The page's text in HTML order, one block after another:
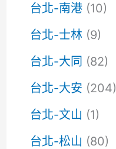
台北-南港(10)
台北-士林(9)
台北-大同 (82)
台北-大安 (204)
台北-文山 (1)
台北-松山 (80)